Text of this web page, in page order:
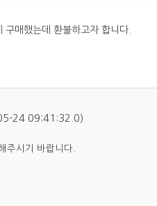
매했는데 환불하고자 합니다.
24 09:41:32.0)
주시기 바랍니다.